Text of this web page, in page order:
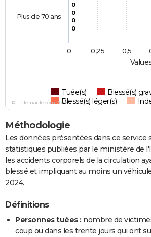
0
0
0
0
Tuée(s)
Blessé(s)
Blessé(s) léger(s)
Plus de 70 ans
0 0,25 0,5
© Linternaute.com 2026
Méthodologie
Les données présentées dans ce service
statistiques publiées par le ministère de
les accidents corporels de la circulation
blessé et impliquant au moins un
2024.
Définitions
Personnes tuées : nombre de
coup ou dans les trente jours qui ont